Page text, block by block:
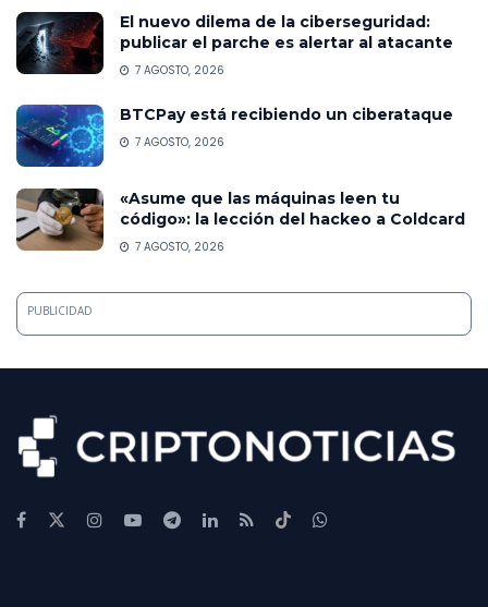
El nuevo dilema de la ciberseguridad:
publicar el parche es alertar al atacante
7 AGOSTO, 2026
BTCPay está recibiendo un ciberataque
7 AGOSTO, 2026
«Asume que las máquinas leen tu
código»: la lección del hackeo a Coldcard
7 AGOSTO, 2026
PUBLICIDAD